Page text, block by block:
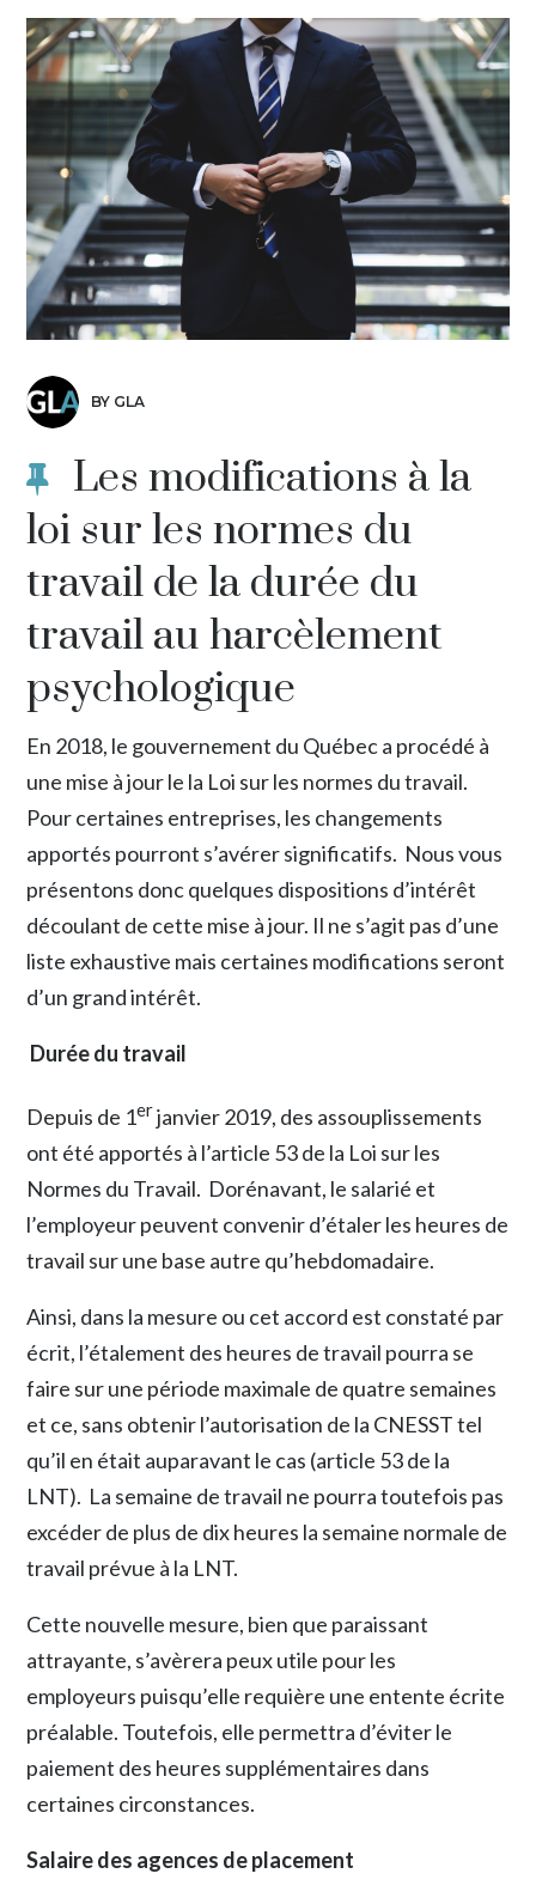
BY GLA
Les modifications à la
loi sur les normes du
travail de la durée du
travail au harcèlement
psychologique
En 2018, le gouvernement du Québec a procédé à
une mise à jour le la Loi sur les normes du travail.
Pour certaines entreprises, les changements
apportés pourront s’avérer significatifs. Nous vous
présentons donc quelques dispositions d’intérêt
découlant de cette mise à jour. Il ne s’agit pas d’une
liste exhaustive mais certaines modifications seront
d’un grand intérêt.
Durée du travail
Depuis de 1erjanvier 2019, des assouplissements
ont été apportés à l’article 53 de la Loi sur les
Normes du Travail. Dorénavant, le salarié et
l’employeur peuvent convenir d’étaler les heures de
travail sur une base autre qu’hebdomadaire.
Ainsi, dans la mesure ou cet accord est constaté par
écrit, l’étalement des heures de travail pourra se
faire sur une période maximale de quatre semaines
et ce, sans obtenir l’autorisation de la CNESST tel
qu’il en était auparavant le cas (article 53 de la
LNT). La semaine de travail ne pourra toutefois pas
excéder de plus de dix heures la semaine normale de
travail prévue à la LNT.
Cette nouvelle mesure, bien que paraissant
attrayante, s’avèrera peux utile pour les
employeurs puisqu’elle requière une entente écrite
préalable. Toutefois, elle permettra d’éviter le
paiement des heures supplémentaires dans
certaines circonstances.
Salaire des agences de placement